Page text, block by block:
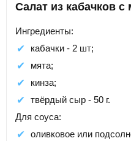
Салат из кабачков
Ингредиенты:
кабачки - 2 шт;
мята;
кинза;
твёрдый сыр - 50 г.
Для соуса:
оливковое или